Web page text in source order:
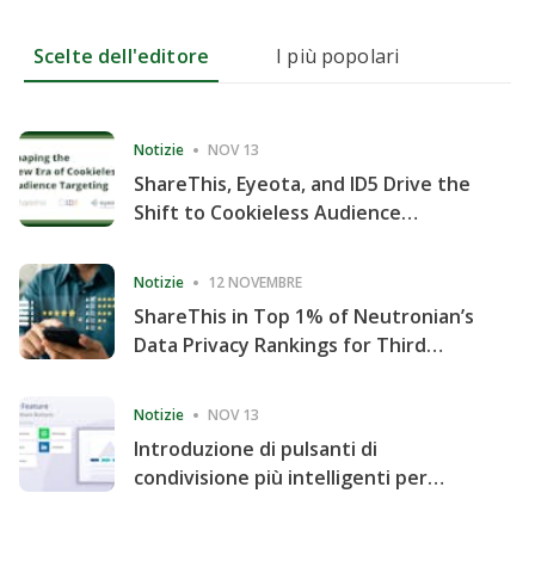
Scelte dell'editore I più popolari
Notizie NOV 13
ShareThis, Eyeota, and ID5 Drive the
Shift to Cookieless Audience
Notizie 12 NOVEMBRE
ShareThis in Top 1% of Neutronian’s
Data Privacy Rankings for Third
Notizie NOV 13
Introduzione di pulsanti di
condivisione più intelligenti per